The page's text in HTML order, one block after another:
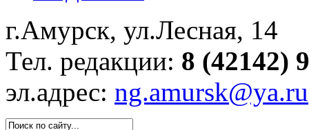
г.Амурск, ул.Лесная, 14
Тел. редакции: 8 (42142)
эл.адрес: ng.amursk@ya.ru